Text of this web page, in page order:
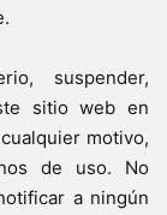
suspender,
sitio web en
motivo,
de uso. No
a ningún